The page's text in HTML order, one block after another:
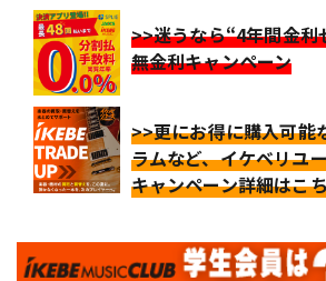
>>迷うなら“4年間金利
無金利キャンペーン
>>更にお得に購入可能
ラムなど、イケベリユ
キャンペーン詳細はこ